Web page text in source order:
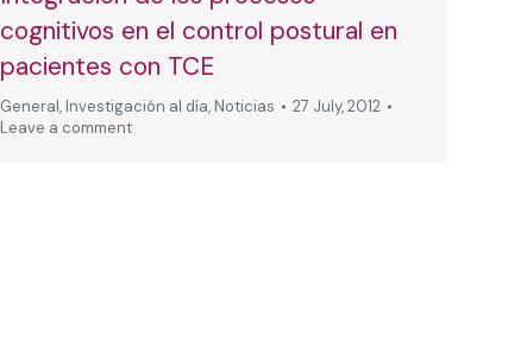
cognitivos en el control postural en
pacientes con TCE
General, Investigación al día, Noticias
27 July, 2012
Leave a comment